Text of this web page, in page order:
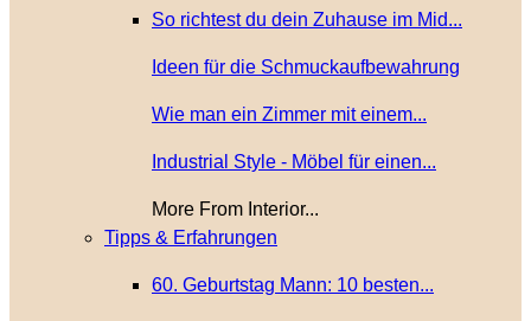
So richtest du dein Zuhause im Mid...
Ideen für die Schmuckaufbewahrung
Wie man ein Zimmer mit einem...
Industrial Style - Möbel für einen...
More From Interior...
Tipps & Erfahrungen
60. Geburtstag Mann: 10 besten...